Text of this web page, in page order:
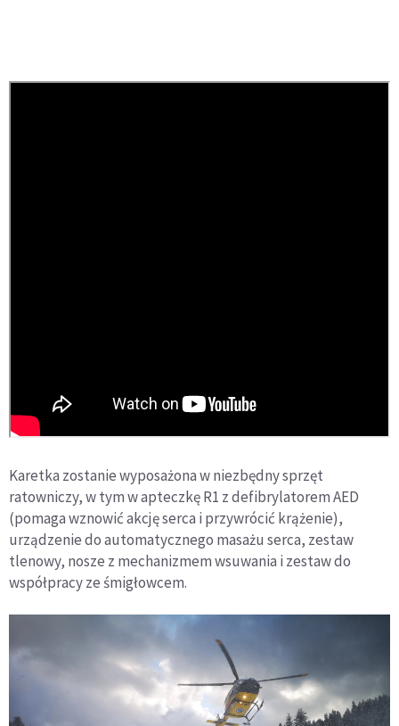
Karetka zostanie wyposażona w niezbędny sprzęt
ratowniczy, w tym w apteczkę R1 z defibrylatorem AED
(pomaga wznowić akcję serca i przywrócić krążenie),
urządzenie do automatycznego masażu serca, zestaw
tlenowy, nosze z mechanizmem wsuwania i zestaw do
współpracy ze śmigłowcem.